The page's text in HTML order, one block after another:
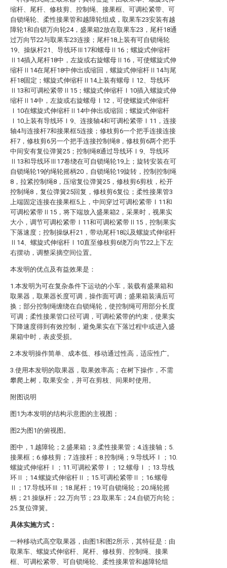
缩杆、尾杆、修枝剪、控制绳、接果框、可调松紧带、可
自锁绳轮、柔性接果管和越障轮组成，取果车23安装有越
障轮1和自锁万向轮24，盛果箱2放在取果车23，尾杆18通
过万向节22与取果车23连接；尾杆18上装有可自锁绳轮
19、操纵杆21、导线环Ⅲ17和螺母Ⅱ16；螺旋式伸缩杆
Ⅱ14插入尾杆18中，左旋或右旋螺母Ⅱ16，可使螺旋式伸
缩杆Ⅱ14在尾杆18中伸出或缩回，螺旋式伸缩杆Ⅱ14与尾
杆18固定；螺旋式伸缩杆Ⅱ14上装有螺母Ⅰ12、导线环
Ⅱ13和可调松紧带Ⅱ15；螺旋式伸缩杆Ⅰ10插入螺旋式伸
缩杆Ⅱ14中，左旋或右旋螺母Ⅰ12，可使螺旋式伸缩杆
Ⅰ10在螺旋式伸缩杆Ⅱ14中伸出或缩回；螺旋式伸缩杆
Ⅰ10上装有导线环Ⅰ9、连接轴4和可调松紧带Ⅰ11，连接
轴4与连接杆7和接果框5连接；修枝剪6一个把手连接连接
杆7，修枝剪6另一个把手连接控制绳8，修枝剪6两个把手
中间安有复位弹簧25；控制绳8通过导线环Ⅰ9、导线环
Ⅱ13和导线环Ⅲ17卷绕在可自锁绳轮19上；旋转安装在可
自锁绳轮19的绳轮摇柄20，自锁绳轮19旋转，控制控制绳
8，拉紧控制绳8，压缩复位弹簧25，修枝剪6剪枝，松开
控制绳8，复位弹簧25回复，修枝剪6复位；柔性接果管3
上端固定连接在接果框5上，中间穿过可调松紧带Ⅰ11和
可调松紧带Ⅱ15，将下端放入盛果箱2，采果时，视果实
大小，调节可调松紧带Ⅰ11和可调松紧带Ⅱ15，控制果实
下落速度；控制操纵杆21，带动尾杆18以及螺旋式伸缩杆
Ⅱ14、螺旋式伸缩杆Ⅰ10直至修枝剪6绕万向节22上下左
右摆动，调整采摘空间位置。
本发明的优点及有益效果是：
1.本发明为可在复杂条件下运动的小车，装载有盛果箱和
取果器，取果器长度可调，操作面可调；盛果箱装满后可
换；部分控制绳缠绕在自锁绳轮，使控制绳可用部分长度
可调；柔性接果管口径可调，可调松紧带的约束，使果实
下降速度得到有效控制，避免果实在下落过程中或进入盛
果箱中时，表皮受损。
2.本发明操作简单、成本低、移动通过性高，适应性广。
3.使用本发明的取果器，取果效率高；在树下操作，不需
攀爬上树，取果安全，并可在剪枝、间果时使用。
附图说明
图1为本发明的结构示意图的主视图；
图2为图1的俯视图。
图中，1.越障轮；2.盛果箱；3.柔性接果管；4.连接轴；5.
接果框；6.修枝剪；7.连接杆；8.控制绳；9.导线环Ⅰ；10.
螺旋式伸缩杆Ⅰ；11.可调松紧带Ⅰ；12.螺母Ⅰ；13.导线
环Ⅱ；14.螺旋式伸缩杆Ⅱ；15.可调松紧带Ⅱ；16.螺母
Ⅱ；17.导线环Ⅲ；18.尾杆；19.可自锁绳轮；20.绳轮摇
柄；21.操纵杆；22.万向节；23.取果车；24.自锁万向轮；
25.复位弹簧。
具体实施方式：
一种移动式高空取果器，由图1和图2所示，其特征是：由
取果车、螺旋式伸缩杆、尾杆、修枝剪、控制绳、接果
框、可调松紧带、可自锁绳轮、柔性接果管和越障轮组